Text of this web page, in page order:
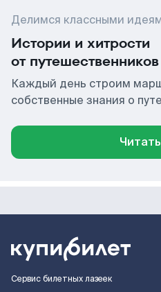
Делимся классными
Истории и хитрости
от путешественников
Каждый день строим
собственные знания о
Сервис билетных лазеек